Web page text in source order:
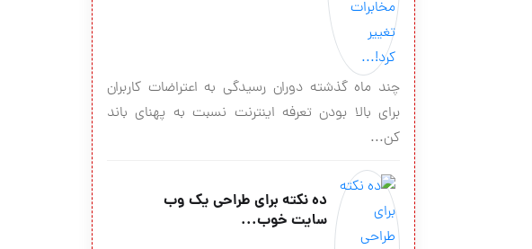
چند ماه گذشته دوران رسیدگی به اعتراضات کاربران
برای بالا بودن تعرفه اینترنت نسبت به پهنای باند
کن...
ده نکته براي طراحي يك وب
سايت خوب...